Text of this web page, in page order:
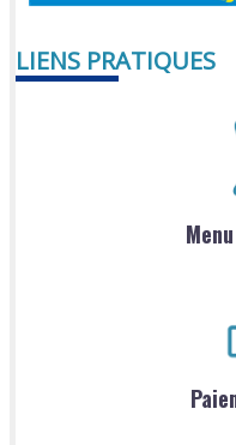
LIENS PRATIQUES